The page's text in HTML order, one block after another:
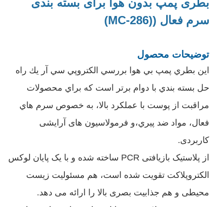
بطری پمپ بدون هوا برای بسته بندی
سرم فعال ((MC-286)
توضیحات محصول
اين بطري پمپ بي هوا بررسي الکتروپي سي آر يك راه
حل بسته بندي با دوام برتر است که براي محصولات
مراقبت از پوست با عملکرد بالا، به خصوص سرم هاي
فعال، مواد ضد پيري،و فرمولاسیون های آرایشی
کاربردی.
از پلاستیک بازیافتی PCR ساخته شده و با یک پایان لوکس
الکتروپلاکت تقویت شده است، هم مسئولیت زیست
محیطی و هم جذابیت بصری بالا را ارائه می دهد.